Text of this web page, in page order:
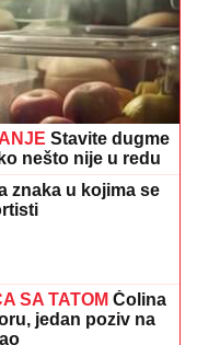
Stavite dugme
nešto nije u redu
znaka u kojima se
SA TATOM Čolina
jedan poziv na